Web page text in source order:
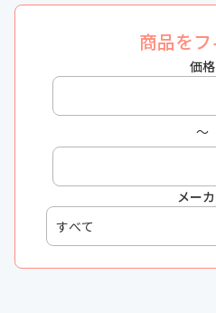
商品を
価格
〜
メー